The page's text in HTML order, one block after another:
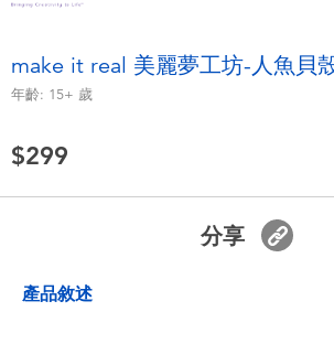
電池
make it real 美麗夢工坊-人魚貝
年齡: 15+ 歲
$299
分享
產品敘述